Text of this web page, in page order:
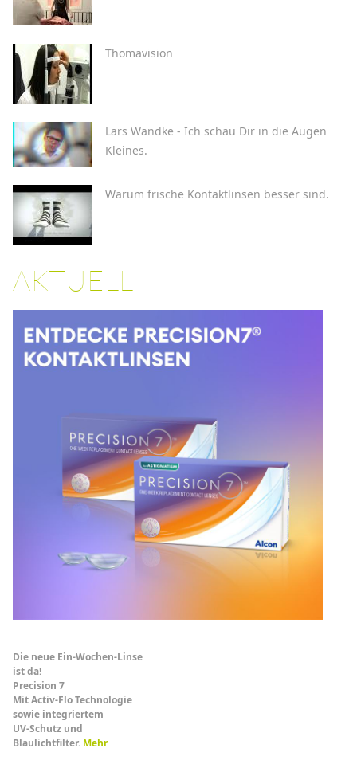
Thomavision
Lars Wandke - Ich schau Dir in die Augen
Kleines.
Warum frische Kontaktlinsen besser sind.
AKTUELL
Die neue Ein-Wochen-Linse
ist da!
Precision 7
Mit Activ-Flo Technologie
sowie integriertem
UV-Schutz und
Blaulichtfilter. Mehr